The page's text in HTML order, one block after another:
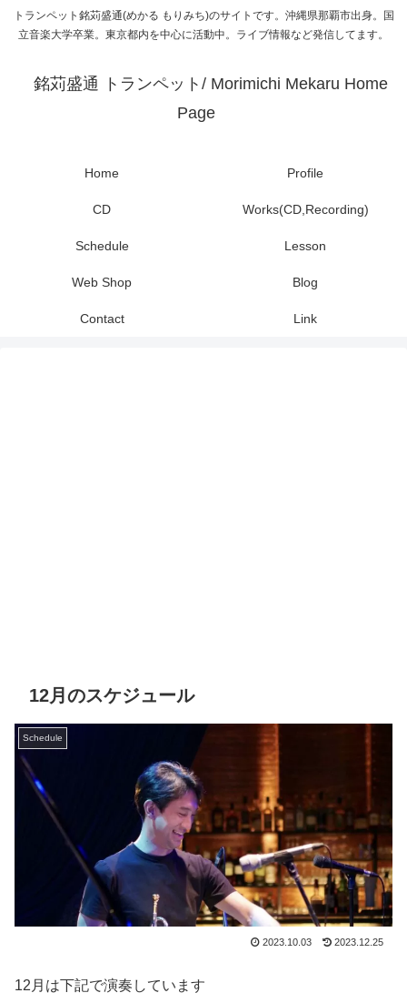
トランペット銘苅盛通(めかる もりみち)のサイトです。沖縄県那覇市出身。国
立音楽大学卒業。東京都内を中心に活動中。ライブ情報など発信してます。
銘苅盛通 トランペット/ Morimichi Mekaru Home
Page
Home Profile
CD Works(CD,Recording)
Schedule Lesson
Web Shop Blog
Contact Link
12月のスケジュール
Schedule
2023.10.03 2023.12.25
12月は下記で演奏しています